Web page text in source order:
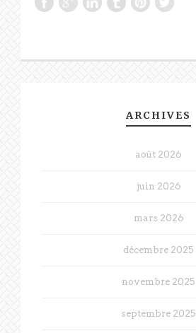
ARCHIVES
août 2026
juin 2026
mars 2026
décembre 2025
novembre 2025
septembre 2025